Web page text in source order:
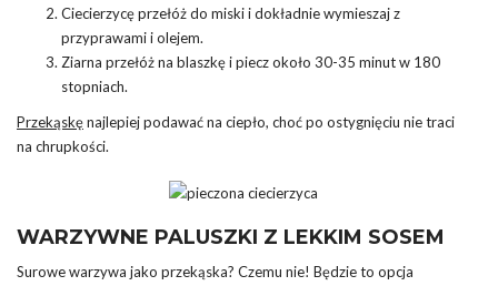
Ciecierzycę przełóż do miski i dokładnie wymieszaj z
przyprawami i olejem.
Ziarna przełóż na blaszkę i piecz około 30-35 minut w 180
stopniach.
Przekąskęnajlepiej podawać na ciepło, choć po ostygnięciu nie traci
na chrupkości.
WARZYWNE PALUSZKI Z LEKKIM SOSEM
Surowe warzywa jako przekąska? Czemu nie! Będzie to opcja